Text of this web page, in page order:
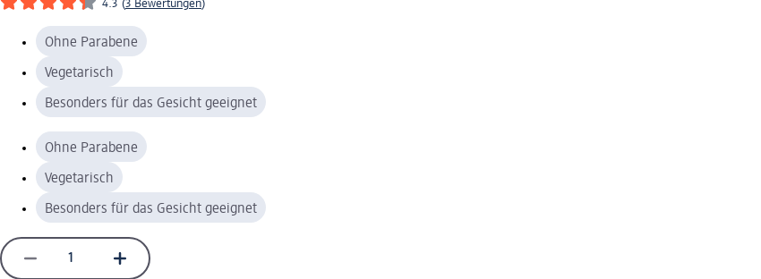
4.3 (3 Bewertungen)
Ohne Parabene
Vegetarisch
Besonders für das Gesicht geeignet
Ohne Parabene
Vegetarisch
Besonders für das Gesicht geeignet